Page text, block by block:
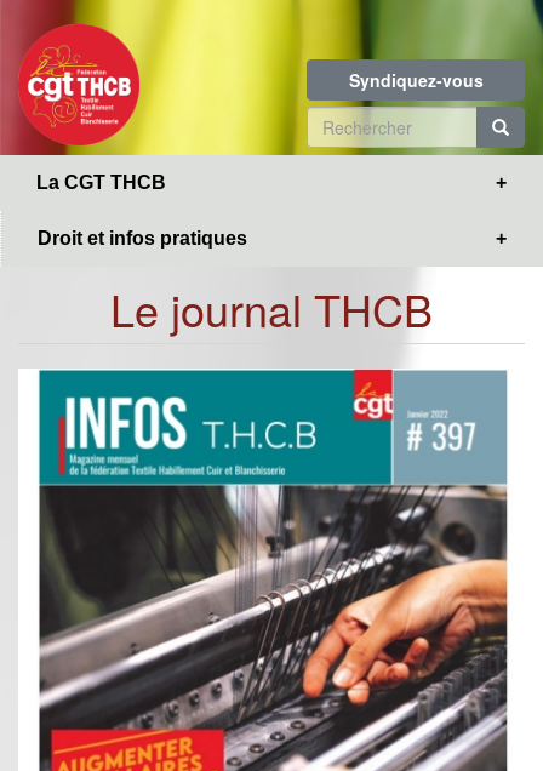
contenu
principal
Syndiquez-vous
Formulaire
de
La CGT THCB
Droit et infos pratiques
Le journal THCB